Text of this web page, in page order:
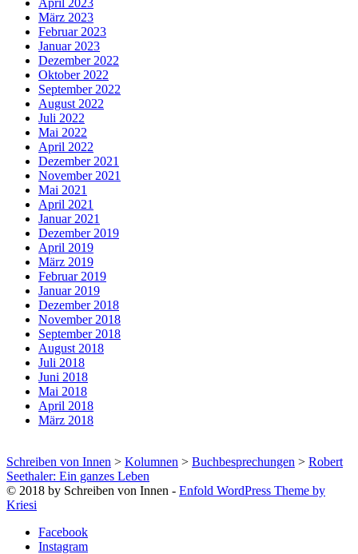
April 2023
März 2023
Februar 2023
Januar 2023
Dezember 2022
Oktober 2022
September 2022
August 2022
Juli 2022
Mai 2022
April 2022
Dezember 2021
November 2021
Mai 2021
April 2021
Januar 2021
Dezember 2019
April 2019
März 2019
Februar 2019
Januar 2019
Dezember 2018
November 2018
September 2018
August 2018
Juli 2018
Juni 2018
Mai 2018
April 2018
März 2018
Schreiben von Innen > Kolumnen > Buchbesprechungen > Robert
Seethaler: Ein ganzes Leben
© 2018 by Schreiben von Innen - Enfold WordPress Theme by
Kriesi
Facebook
Instagram